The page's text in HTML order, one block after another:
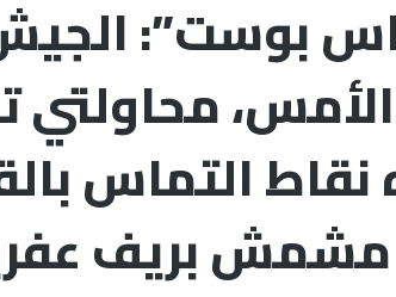
بوست”:
محاولتي
نقاط التماس
مشمش بريف